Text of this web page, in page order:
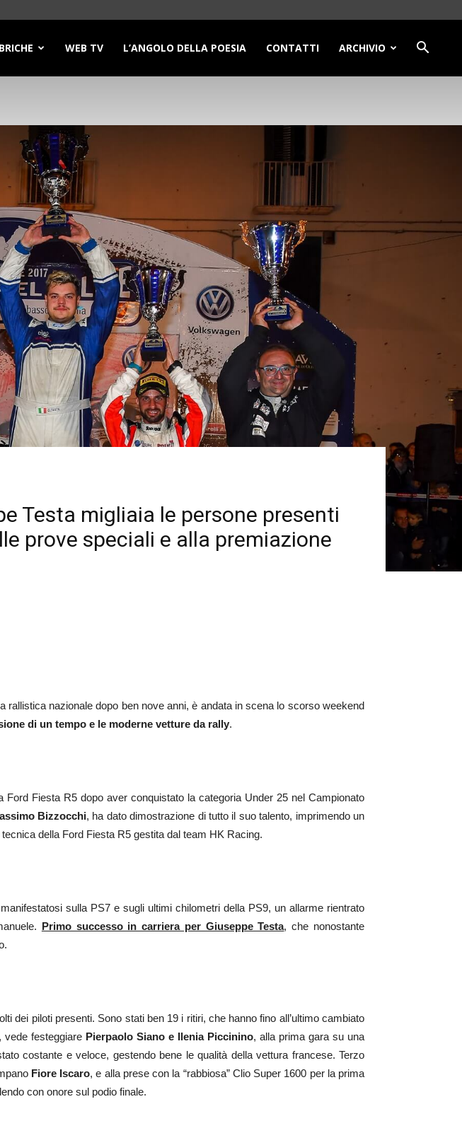
WEB TV L’ANGOLO DELLA POESIA CONTATTI ARCHIVIO
Testa migliaia le persone presenti
prove speciali e alla premiazione
rallistica nazionale dopo ben nove anni, è andata in scena lo scorso weekend
di un tempo e le moderne vetture da rally.
Ford Fiesta R5 dopo aver conquistato la categoria Under 25 nel Campionato
Bizzocchi, ha dato dimostrazione di tutto il suo talento, imprimendo un
della Ford Fiesta R5 gestita dal team HK Racing.
sulla PS7 e sugli ultimi chilometri della PS9, un allarme rientrato
Primo successo in carriera per Giuseppe Testa, che nonostante
dei piloti presenti. Sono stati ben 19 i ritiri, che hanno fino all’ultimo cambiato
vede festeggiare Pierpaolo Siano e Ilenia Piccinino, alla prima gara su una
costante e veloce, gestendo bene le qualità della vettura francese. Terzo
Fiore Iscaro, e alla prese con la “rabbiosa” Clio Super 1600 per la prima
con onore sul podio finale.